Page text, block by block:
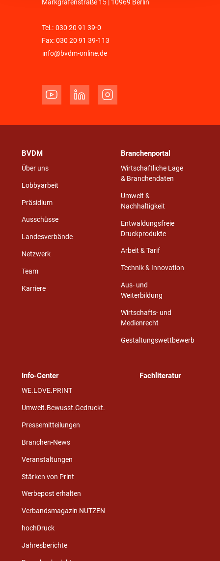
Markgrafenstraße 15 | 10969 Berlin
Tel.: 030 20 91 39-0
Fax: 030 20 91 39-113
info@bvdm-online.de
BVDM
Über uns
Lobbyarbeit
Präsidium
Ausschüsse
Landesverbände
Netzwerk
Team
Karriere
Branchenportal
Wirtschaftliche Lage
& Branchendaten
Umwelt &
Nachhaltigkeit
Entwaldungsfreie
Druckprodukte
Arbeit & Tarif
Technik & Innovation
Aus- und
Weiterbildung
Wirtschafts- und
Medienrecht
Gestaltungswettbewerb
Info-Center
WE.LOVE.PRINT
Umwelt.Bewusst.Gedruckt.
Pressemitteilungen
Branchen-News
Veranstaltungen
Stärken von Print
Werbepost erhalten
Verbandsmagazin NUTZEN
hochDruck
Jahresberichte
Fachliteratur